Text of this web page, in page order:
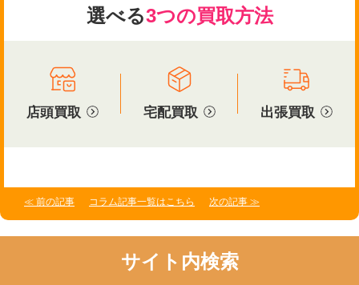
サイト内検索
選べる3つの買取方法
店頭買取 宅配買取 出張買取
≪ 前の記事 コラム記事一覧はこちら 次の記事 ≫